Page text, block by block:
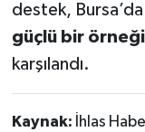
destek, Bursa’da
güçlü bir örneği
karşılandı.
Kaynak: İhlas